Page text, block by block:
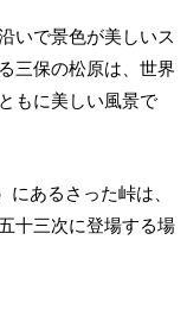
いで景色が美しいス
三保の松原は、世界
もに美しい風景で
あるさった峠は、
十三次に登場する場